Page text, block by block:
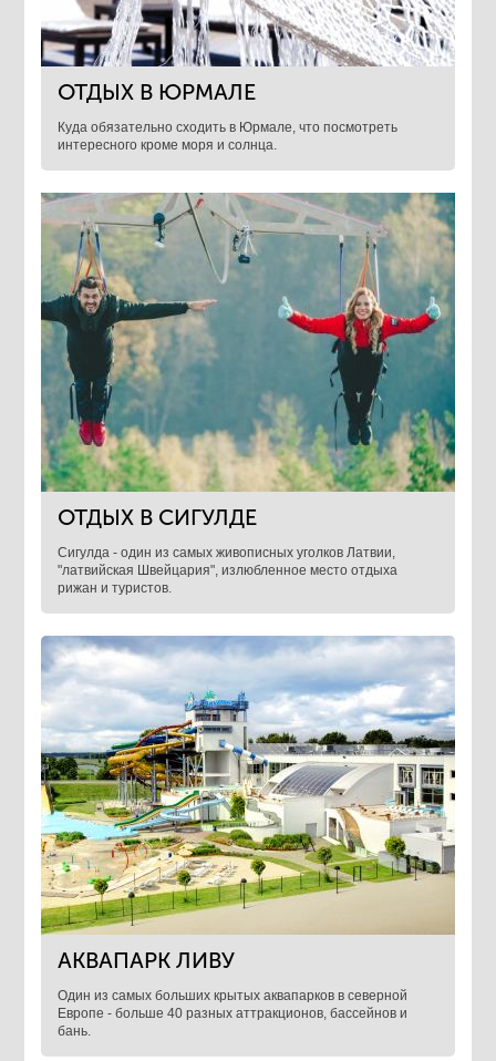
ОТДЫХ В ЮРМАЛЕ
Куда обязательно сходить в Юрмале, что посмотреть
интересного кроме моря и солнца.
ОТДЫХ В СИГУЛДЕ
Сигулда - один из самых живописных уголков Латвии,
"латвийская Швейцария", излюбленное место отдыха
рижан и туристов.
АКВАПАРК ЛИВУ
Один из самых больших крытых аквапарков в северной
Европе - больше 40 разных аттракционов, бассейнов и
бань.